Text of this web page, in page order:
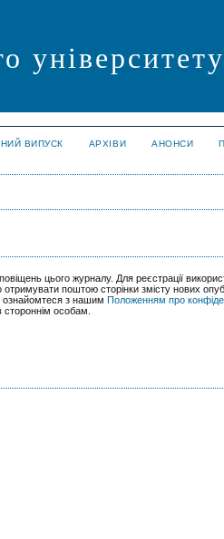
ВИПУСК АРХІВИ АНОНСИ
цього журналу. Для реєстрації
поштою сторінки змісту нових
ознайомтеся з нашимПоложенням про
особам.